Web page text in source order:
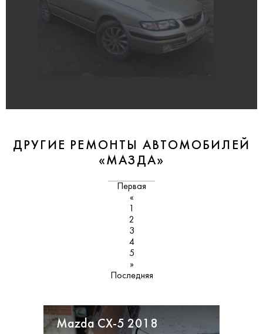
ДРУГИЕ РЕМОНТЫ АВТОМОБИЛЕЙ
«МАЗДА»
Первая
«
2
3
4
5
»
Последняя
Mazda CX-5 2018